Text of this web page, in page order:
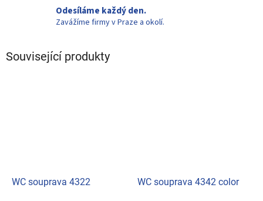
Odesíláme každý den.
Zavážíme firmy v Praze a okolí.
Související produkty
WC souprava 4322 WC souprava 4342 color